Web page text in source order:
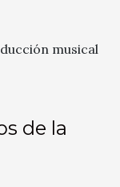
musical
de la